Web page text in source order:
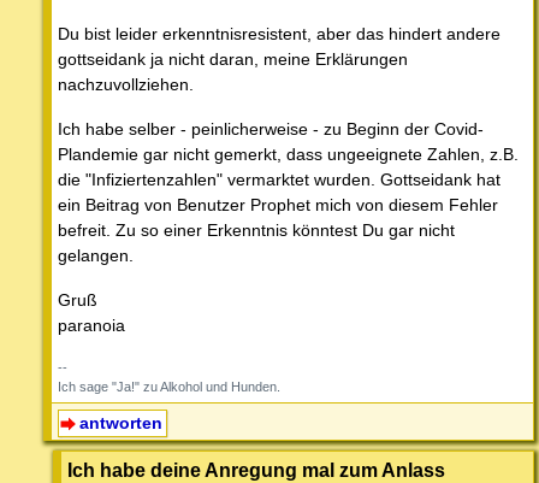
Du bist leider erkenntnisresistent, aber das hindert andere
gottseidank ja nicht daran, meine Erklärungen
nachzuvollziehen.
Ich habe selber - peinlicherweise - zu Beginn der Covid-
Plandemie gar nicht gemerkt, dass ungeeignete Zahlen, z.B.
die "Infiziertenzahlen" vermarktet wurden. Gottseidank hat
ein Beitrag von Benutzer Prophet mich von diesem Fehler
befreit. Zu so einer Erkenntnis könntest Du gar nicht
gelangen.
Gruß
paranoia
--
Ich sage "Ja!" zu Alkohol und Hunden.
antworten
Ich habe deine Anregung mal zum Anlass